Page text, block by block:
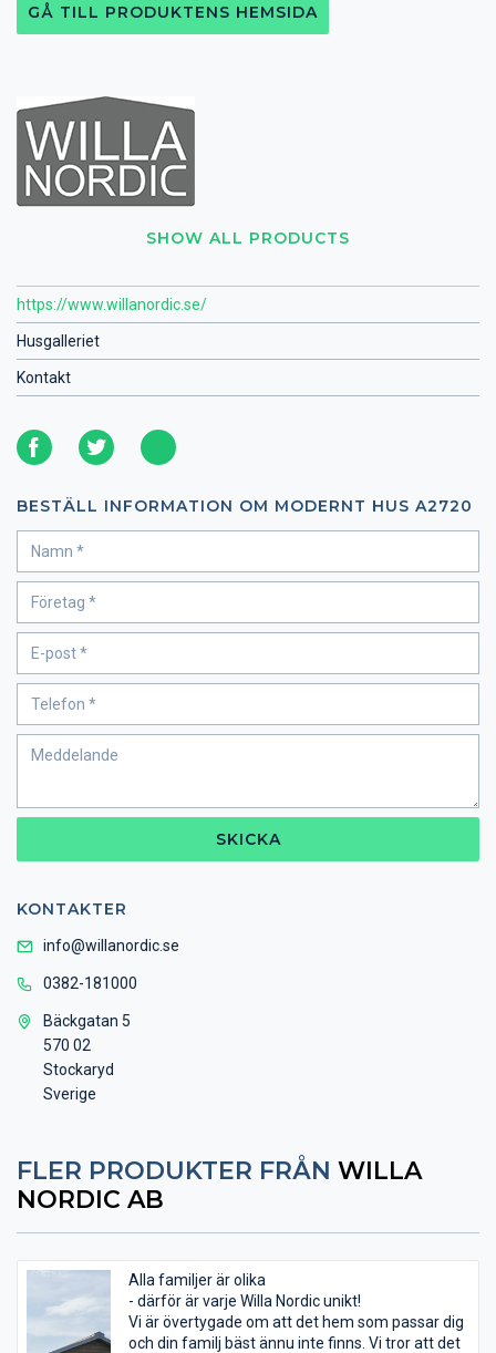
SHOW ALL PRODUCTS
https://www.willanordic.se/
Husgalleriet
Kontakt
BESTÄLL INFORMATION OM MODERNT HUS A2720
SKICKA
KONTAKTER
info@willanordic.se
0382-181000
Bäckgatan 5
570 02
Stockaryd
Sverige
GÅ TILL PRODUKTENS HEMSIDA
FLER PRODUKTER FRÅN WILLA
NORDIC AB
Alla familjer är olika
- därför är varje Willa Nordic unikt!
Vi är övertygade om att det hem som passar dig
och din familj bäst ännu inte finns. Vi tror att det